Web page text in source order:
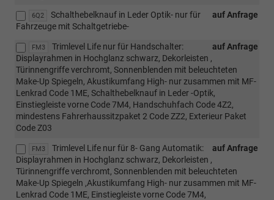
6Q2 auf Anfrage
Schalthebelknauf in Leder Optik- nur für
Fahrzeuge mit Schaltgetriebe-
FM3 auf Anfrage
Trimlevel Life nur für Handschalter:
Displayrahmen in Hochglanz schwarz, Dekorleisten ,
Türinnengriffe verchromt, Sonnenblenden mit beleuchteten
Make-Up Spiegeln, Akustikumfang High- nur zusammen mit MF-
Lenkrad Code 1ME, Schalthebelknauf in Leder -Optik,
Einstiegleiste vorne Code 7M4, Handschuhfach Code 4Z2,
mindestens Fahrerhaussitzpaket 2 Code ZZ2, Exterieur Paket
Code Z03
FM3 auf Anfrage
Trimlevel Life nur für 8- Gang Automatik:
Displayrahmen in Hochglanz schwarz, Dekorleisten ,
Türinnengriffe verchromt, Sonnenblenden mit beleuchteten
Make-Up Spiegeln ,Akustikumfang High- nur zusammen mit MF-
Lenkrad Code 1ME, Einstiegleiste vorne Code 7M4,